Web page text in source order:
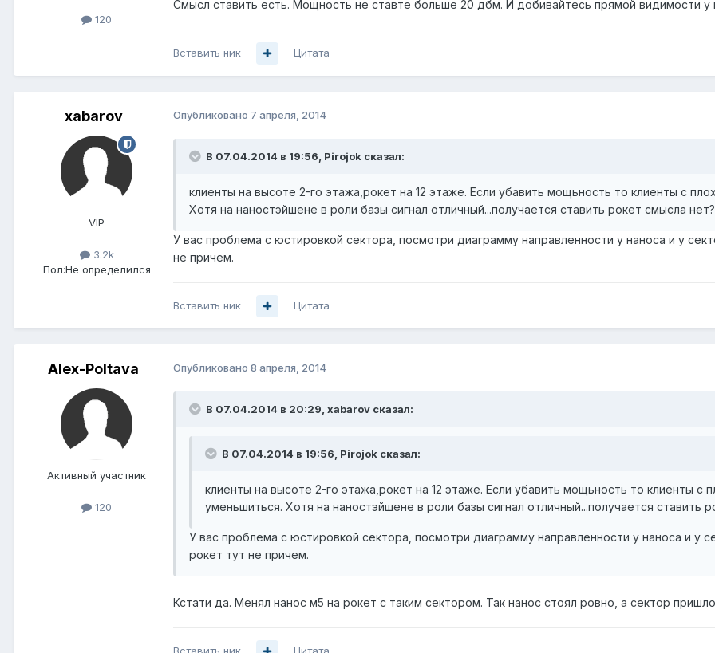
120
Смысл ставить есть. Мощность не ставте больше 20 дбм. И добивайтесь прямой видимости у
Вставить ник Цитата
xabarov
VIP
3.2k
Пол:Не определился
Опубликовано 7 апреля, 2014
В 07.04.2014 в 19:56, Pirojok сказал:
клиенты на высоте 2-го этажа,рокет на 12 этаже. Если убавить мощьность то клиенты с
Хотя на наностэйшене в роли базы сигнал отличный...получается ставить рокет смысла нет?
У вас проблема с юстировкой сектора, посмотри диаграмму направленности у наноса и у
не причем.
Вставить ник Цитата
Alex-Poltava
Активный участник
120
Опубликовано 8 апреля, 2014
В 07.04.2014 в 20:29, xabarov сказал:
В 07.04.2014 в 19:56, Pirojok сказал:
клиенты на высоте 2-го этажа,рокет на 12 этаже. Если убавить мощьность то клиенты с
уменьшиться. Хотя на наностэйшене в роли базы сигнал отличный...получается ставить
У вас проблема с юстировкой сектора, посмотри диаграмму направленности у наноса и у
рокет тут не причем.
Кстати да. Менял нанос м5 на рокет с таким сектором. Так нанос стоял ровно, а сектор